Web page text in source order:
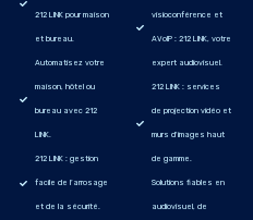
212 LINK pour maison
et bureau.
Automatisez votre
maison, hôtel ou
bureau avec 212
LINK.
212 LINK : gestion
facile de l’arrosage
et de la sécurité.
visioconférence et
AVoIP : 212 LINK, votre
expert audiovisuel.
212 LINK : services
de projection vidéo et
murs d'images haut
de gamme.
Solutions fiables en
audiovisuel, de